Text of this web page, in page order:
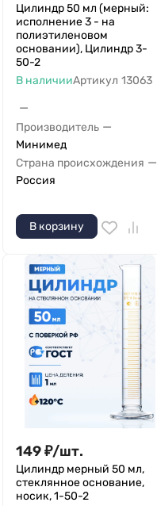
Цилиндр 50 мл (мерный:
исполнение 3 - на
полиэтиленовом
основании), Цилиндр 3-
50-2
В наличииАртикул 13063
—
Производитель —
Минимед
Страна происхождения —
Россия
В корзину
149₽/шт.
Цилиндр мерный 50 мл,
стеклянное основание,
носик, 1-50-2